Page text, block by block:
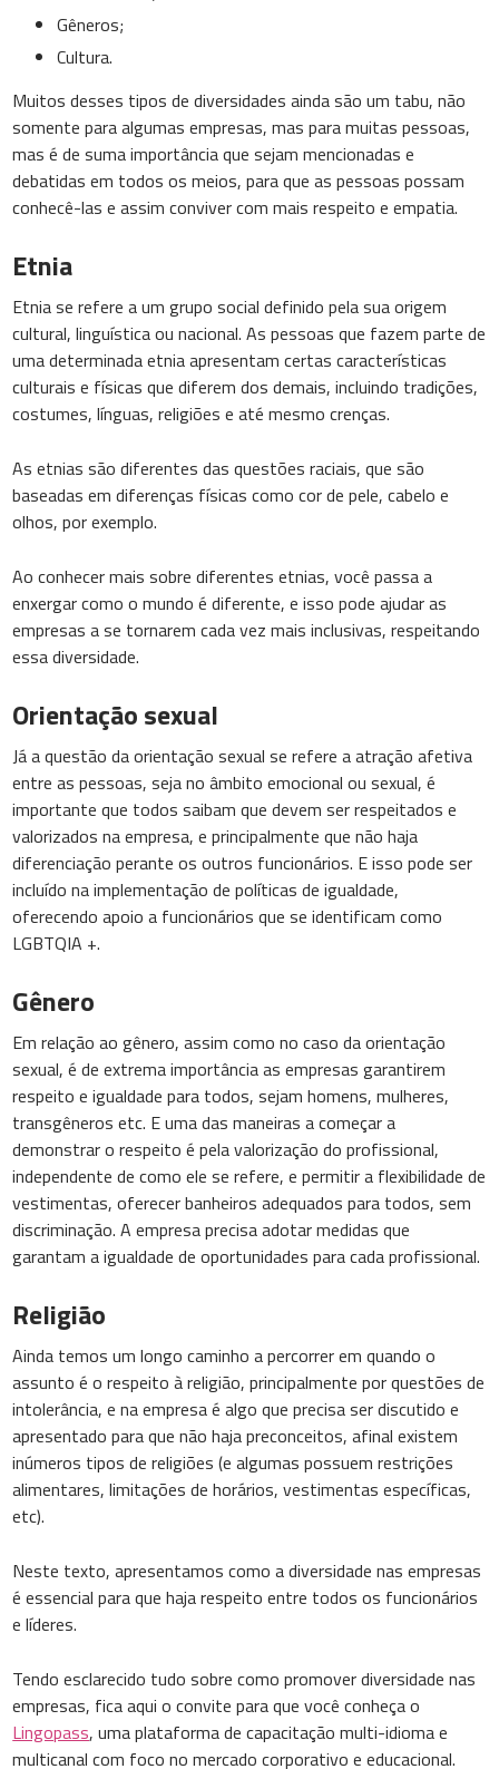
Gêneros;
Cultura.
Muitos desses tipos de diversidades ainda são um tabu, não
somente para algumas empresas, mas para muitas pessoas,
mas é de suma importância que sejam mencionadas e
debatidas em todos os meios, para que as pessoas possam
conhecê-las e assim conviver com mais respeito e empatia.
Etnia
Etnia se refere a um grupo social definido pela sua origem
cultural, linguística ou nacional. As pessoas que fazem parte de
uma determinada etnia apresentam certas características
culturais e físicas que diferem dos demais, incluindo tradições,
costumes, línguas, religiões e até mesmo crenças.
As etnias são diferentes das questões raciais, que são
baseadas em diferenças físicas como cor de pele, cabelo e
olhos, por exemplo.
Ao conhecer mais sobre diferentes etnias, você passa a
enxergar como o mundo é diferente, e isso pode ajudar as
empresas a se tornarem cada vez mais inclusivas, respeitando
essa diversidade.
Orientação sexual
Já a questão da orientação sexual se refere a atração afetiva
entre as pessoas, seja no âmbito emocional ou sexual, é
importante que todos saibam que devem ser respeitados e
valorizados na empresa, e principalmente que não haja
diferenciação perante os outros funcionários. E isso pode ser
incluído na implementação de políticas de igualdade,
oferecendo apoio a funcionários que se identificam como
LGBTQIA +.
Gênero
Em relação ao gênero, assim como no caso da orientação
sexual, é de extrema importância as empresas garantirem
respeito e igualdade para todos, sejam homens, mulheres,
transgêneros etc. E uma das maneiras a começar a
demonstrar o respeito é pela valorização do profissional,
independente de como ele se refere, e permitir a flexibilidade de
vestimentas, oferecer banheiros adequados para todos, sem
discriminação. A empresa precisa adotar medidas que
garantam a igualdade de oportunidades para cada profissional.
Religião
Ainda temos um longo caminho a percorrer em quando o
assunto é o respeito à religião, principalmente por questões de
intolerância, e na empresa é algo que precisa ser discutido e
apresentado para que não haja preconceitos, afinal existem
inúmeros tipos de religiões (e algumas possuem restrições
alimentares, limitações de horários, vestimentas específicas,
etc).
Neste texto, apresentamos como a diversidade nas empresas
é essencial para que haja respeito entre todos os funcionários
e líderes.
Tendo esclarecido tudo sobre como promover diversidade nas
empresas, fica aqui o convite para que você conheça o
Lingopass, uma plataforma de capacitação multi-idioma e
multicanal com foco no mercado corporativo e educacional.